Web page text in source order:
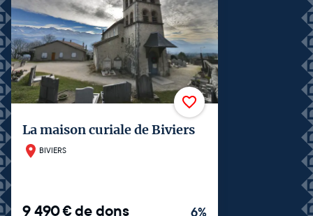
La maison curiale de Biviers
BIVIERS
9 490€de dons 6%